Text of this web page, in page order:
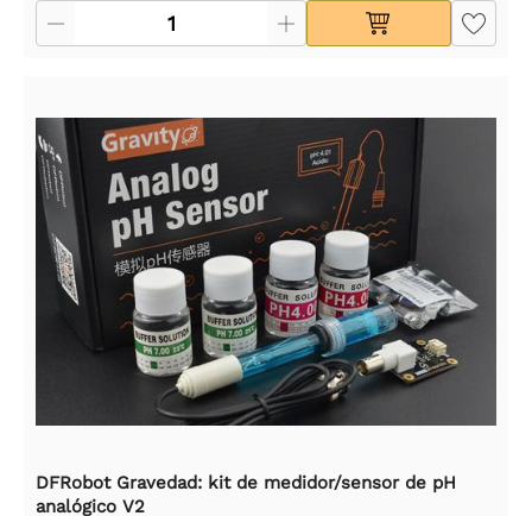
DFRobot Gravedad: kit de medidor/sensor de pH
analógico V2